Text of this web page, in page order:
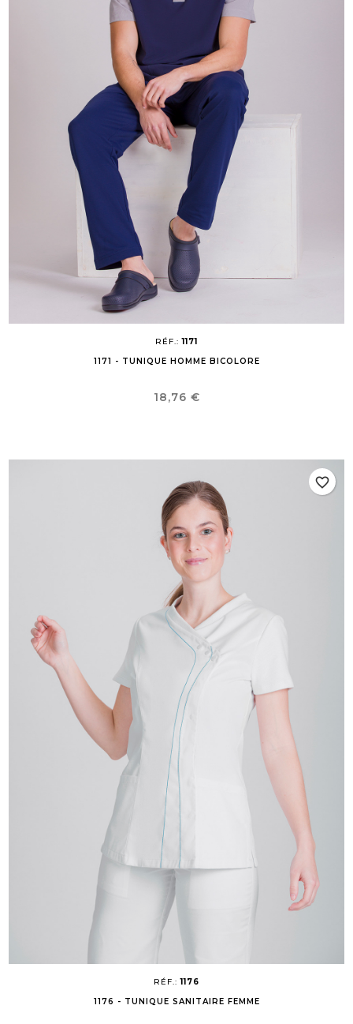
RÉF.:1171
1171 - TUNIQUE HOMME BICOLORE
Prix
18,76 €
RÉF.:1176
1176 - TUNIQUE SANITAIRE FEMME
favorite_border